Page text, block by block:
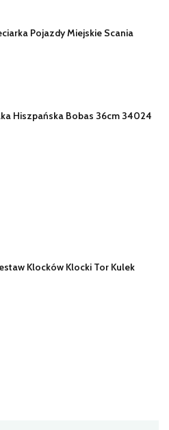
Pojazdy Miejskie Scania
Hiszpańska Bobas 36cm 34024
Klocków Klocki Tor Kulek